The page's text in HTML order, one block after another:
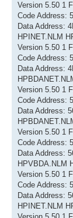
Version 5.50 1
Code Address:
Data Address:
HPINET.NLM
Version 5.50 1
Code Address:
Data Address:
Version 5.50 1
Code Address:
Data Address:
Version 5.50 1
Code Address:
Data Address:
HPVBDA.NLM
Version 5.50 1
Code Address:
Data Address:
HPINET.NLM